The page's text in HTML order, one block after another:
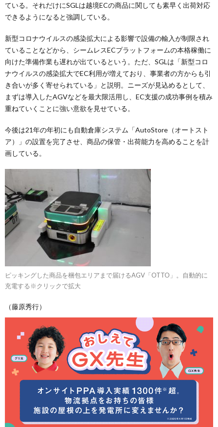
ている。それだけにSGLは越境ECの商品に関しても素早く出荷対応
できるようになると強調している。
新型コロナウイルスの感染拡大による影響で設備の輸入が制限され
ていることなどから、シームレスECプラットフォームの本格稼働に
向けた準備作業も遅れが出ているという。ただ、SGLは「新型コロ
ナウイルスの感染拡大でEC利用が増えており、事業者の方からも引
き合いが多く寄せられている」と説明。ニーズが見込めるとして、
まずは導入したAGVなどを最大限活用し、EC支援の成功事例を積み
重ねていくことに強い意欲を見せている。
今後は21年の年初にも自動倉庫システム「AutoStore（オートスト
ア）」の設置を完了させ、商品の保管・出荷能力を高めることを計
画している。
ピッキングした商品を梱包エリアまで届けるAGV「OTTO」。自動的に
充電する※クリックで拡大
（藤原秀行）